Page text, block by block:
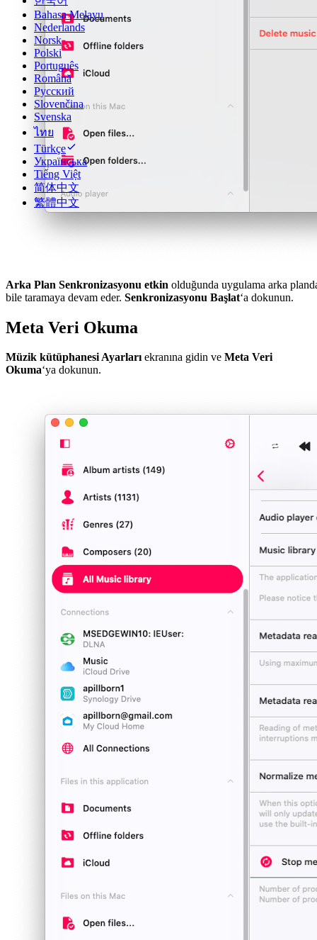
Bahasa Melayu
Nederlands
Norsk
Polski
Português
Română
Русский
Slovenčina
Svenska
ไทย
Türkçe
Українська
Tiếng Việt
简体中文
繁體中文
Arka Plan Senkronizasyonu etkin olduğunda uygulama arka
bile taramaya devam eder. Senkronizasyonu Başlat‘a dokunun.
Meta Veri Okuma
Müzik kütüphanesi Ayarlarıekranına gidin ve Meta Veri
Okuma‘ya dokunun.